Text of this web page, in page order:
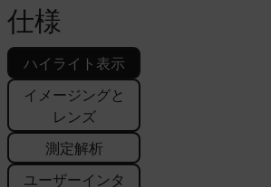
仕様
ハイライト表示
イメージングと
レンズ
測定解析
ユーザーインタ